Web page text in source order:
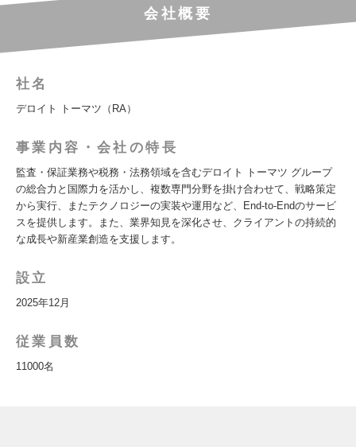
会社概要
社名
デロイト トーマツ（RA）
事業内容・会社の特長
監査・保証業務や税務・法務領域を含むデロイト トーマツ グループ
の総合力と国際力を活かし、複数専門分野を掛け合わせて、戦略策定
から実行、またテクノロジーの実装や運用など、End-to-Endのサービ
スを提供します。また、業界知見を深化させ、クライアントの持続的
な成長や新産業創造を支援します。
設立
2025年12月
従業員数
11000名